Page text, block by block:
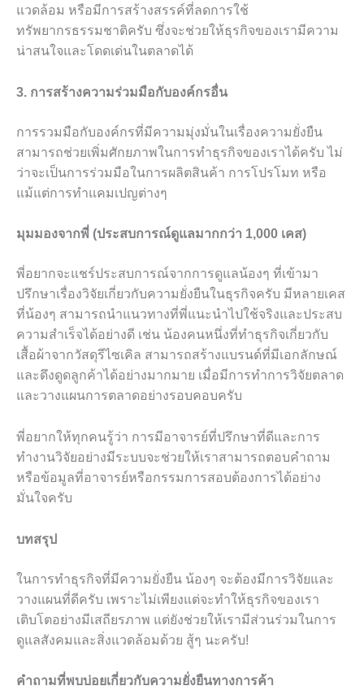
แวดล้อม หรือมีการสร้างสรรค์ที่ลดการใช้
ทรัพยากรธรรมชาติครับ ซึ่งจะช่วยให้ธุรกิจของเรามีความ
น่าสนใจและโดดเด่นในตลาดได้
3. การสร้างความร่วมมือกับองค์กรอื่น
การรวมมือกับองค์กรที่มีความมุ่งมั่นในเรื่องความยั่งยืน
สามารถช่วยเพิ่มศักยภาพในการทำธุรกิจของเราได้ครับ ไม่
ว่าจะเป็นการร่วมมือในการผลิตสินค้า การโปรโมท หรือ
แม้แต่การทำแคมเปญต่างๆ
มุมมองจากพี่ (ประสบการณ์ดูแลมากกว่า 1,000 เคส)
พี่อยากจะแชร์ประสบการณ์จากการดูแลน้องๆ ที่เข้ามา
ปรึกษาเรื่องวิจัยเกี่ยวกับความยั่งยืนในธุรกิจครับ มีหลายเคส
ที่น้องๆ สามารถนำแนวทางที่พี่แนะนำไปใช้จริงและประสบ
ความสำเร็จได้อย่างดี เช่น น้องคนหนึ่งที่ทำธุรกิจเกี่ยวกับ
เสื้อผ้าจากวัสดุรีไซเคิล สามารถสร้างแบรนด์ที่มีเอกลักษณ์
และดึงดูดลูกค้าได้อย่างมากมาย เมื่อมีการทำการวิจัยตลาด
และวางแผนการตลาดอย่างรอบคอบครับ
พี่อยากให้ทุกคนรู้ว่า การมีอาจารย์ที่ปรึกษาที่ดีและการ
ทำงานวิจัยอย่างมีระบบจะช่วยให้เราสามารถตอบคำถาม
หรือข้อมูลที่อาจารย์หรือกรรมการสอบต้องการได้อย่าง
มั่นใจครับ
บทสรุป
ในการทำธุรกิจที่มีความยั่งยืน น้องๆ จะต้องมีการวิจัยและ
วางแผนที่ดีครับ เพราะไม่เพียงแต่จะทำให้ธุรกิจของเรา
เติบโตอย่างมีเสถียรภาพ แต่ยังช่วยให้เรามีส่วนร่วมในการ
ดูแลสังคมและสิ่งแวดล้อมด้วย สู้ๆ นะครับ!
คำถามที่พบบ่อยเกี่ยวกับความยั่งยืนทางการค้า